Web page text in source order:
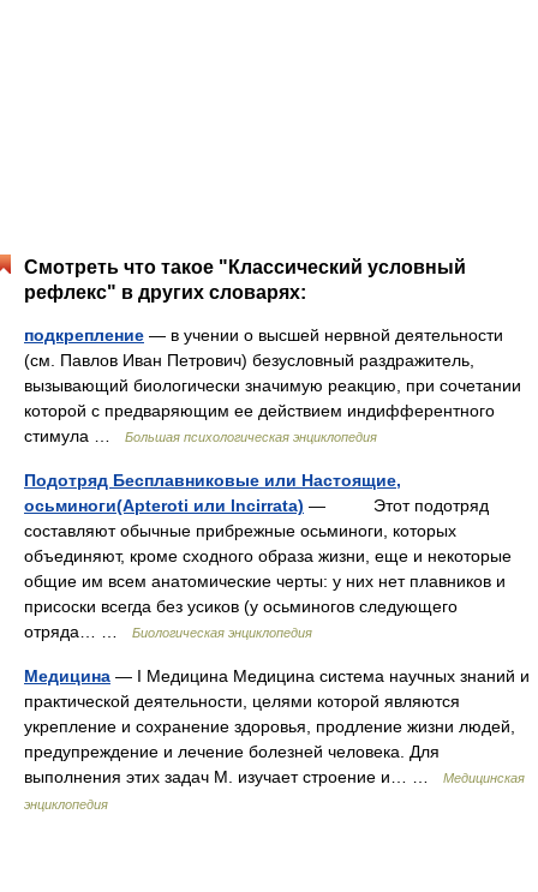
Смотреть что такое "Классический условный
рефлекс" в других словарях:
подкрепление — в учении о высшей нервной деятельности
(см. Павлов Иван Петрович) безусловный раздражитель,
вызывающий биологически значимую реакцию, при сочетании
которой с предваряющим ее действием индифферентного
стимула …
Большая психологическая энциклопедия
Подотряд Бесплавниковые или Настоящие,
осьминоги(Apteroti или lncirrata) — Этот подотряд
составляют обычные прибрежные осьминоги, которых
объединяют, кроме сходного образа жизни, еще и некоторые
общие им всем анатомические черты: у них нет плавников и
присоски всегда без усиков (у осьминогов следующего
отряда… …
Биологическая энциклопедия
Медицина — I Медицина Медицина система научных знаний и
практической деятельности, целями которой являются
укрепление и сохранение здоровья, продление жизни людей,
предупреждение и лечение болезней человека. Для
выполнения этих задач М. изучает строение и… …
Медицинская
энциклопедия